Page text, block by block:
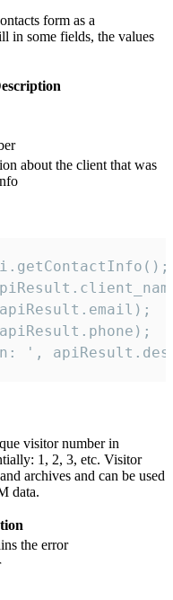
form as a
in some fields, the values
about the client that was
',
visitor number in
1, 2, 3, etc. Visitor
archives and can be used
data.
the error